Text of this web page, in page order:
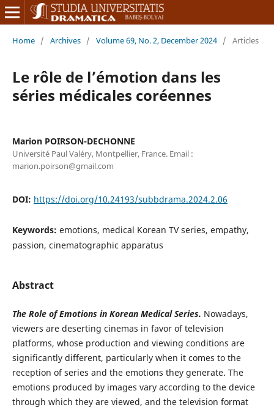
Home / Archives / Volume 69, No. 2, December 2024 / Articles
Le rôle de l’émotion dans les
séries médicales coréennes
Marion POIRSON-DECHONNE
Université Paul Valéry, Montpellier, France. Email :
marion.poirson@gmail.com
DOI: https://doi.org/10.24193/subbdrama.2024.2.06
Keywords: emotions, medical Korean TV series, empathy,
passion, cinematographic apparatus
Abstract
The Role of Emotions in Korean Medical Series. Nowadays,
viewers are deserting cinemas in favor of television
platforms, whose production and viewing conditions are
significantly different, particularly when it comes to the
reception of series and the emotions they generate. The
emotions produced by images vary according to the device
through which they are viewed, and the television format